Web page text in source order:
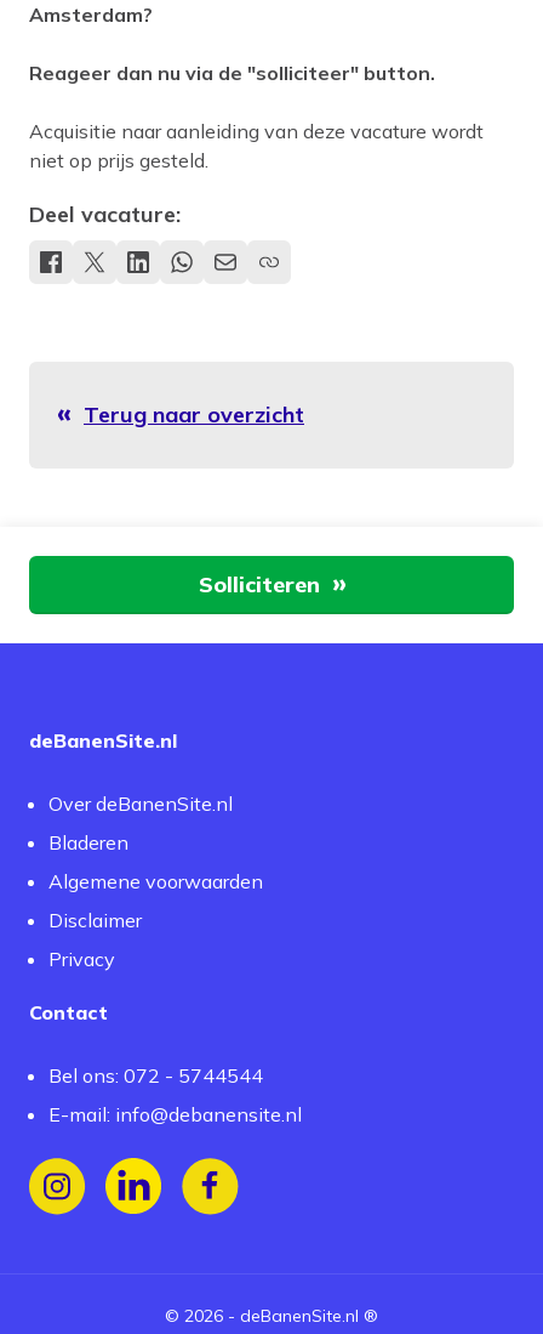
Amsterdam?
Reageer dan nu via de "solliciteer" button.
Acquisitie naar aanleiding van deze vacature wordt
niet op prijs gesteld.
Deel vacature:
Terug naar overzicht
Aan de slagSolliciteren
deBanenSite.nl
Over deBanenSite.nl
Bladeren
Algemene voorwaarden
Disclaimer
Privacy
Contact
Bel ons: 072 - 5744544
E-mail: info@debanensite.nl
© 2026 - deBanenSite.nl ®